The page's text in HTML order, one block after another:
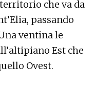
che va da
passando
ventina le
Est che
Ovest.